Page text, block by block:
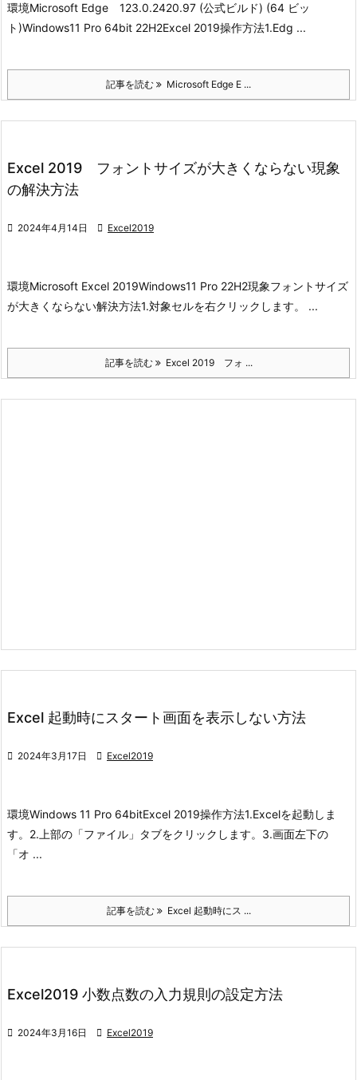
環境Microsoft Edge 123.0.2420.97 (公式ビルド) (64 ビッ
ト)Windows11 Pro 64bit 22H2Excel 2019操作方法1.Edg ...
記事を読む Microsoft Edge E ...
Excel 2019 フォントサイズが大きくならない現象
の解決方法
 2024年4月14日  Excel2019
環境Microsoft Excel 2019Windows11 Pro 22H2現象フォントサイズ
が大きくならない解決方法1.対象セルを右クリックします。 ...
記事を読む Excel 2019 フォ ...
Excel 起動時にスタート画面を表示しない方法
 2024年3月17日  Excel2019
環境Windows 11 Pro 64bitExcel 2019操作方法1.Excelを起動しま
す。 2.上部の「ファイル」タブをクリックします。 3.画面左下の
「オ ...
記事を読む Excel 起動時にス ...
Excel2019 小数点数の入力規則の設定方法
 2024年3月16日  Excel2019